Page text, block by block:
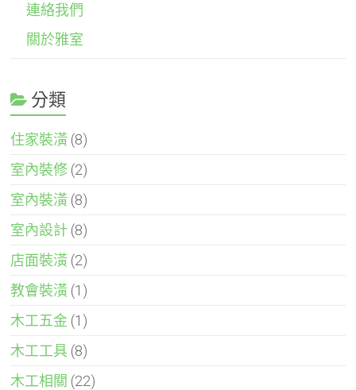
連絡我們
關於雅室
分類
住家裝潢 (8)
室內裝修 (2)
室內裝潢 (8)
室內設計 (8)
店面裝潢 (2)
教會裝潢 (1)
木工五金 (1)
木工工具 (8)
木工相關 (22)